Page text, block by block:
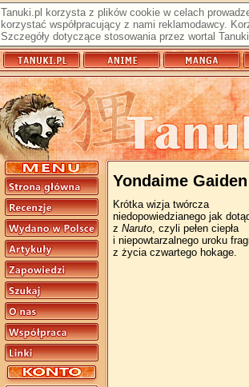
Tanuki.pl korzysta z plików cookie w celach
korzystać współpracujący z nami reklamodawcy.
Szczegóły dotyczące stosowania przez wortal
Yondaime Gaiden
Krótka wizja twórcza
niedopowiedzianego jak
z Naruto, czyli pełen ciepła
i niepowtarzalnego uroku
z życia czwartego hokage.